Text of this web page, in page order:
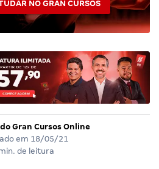
NO GRAN CURSOS
Gran Cursos Online
em 18/05/21
de leitura